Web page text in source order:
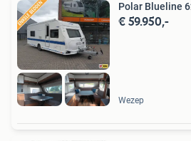
Polar Blueline
€ 59.950,-
Wezep